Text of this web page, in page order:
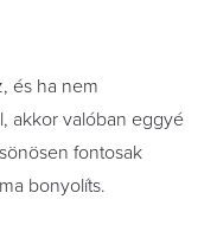
és ha nem
akkor valóban eggyé
fontosak
bonyolíts.